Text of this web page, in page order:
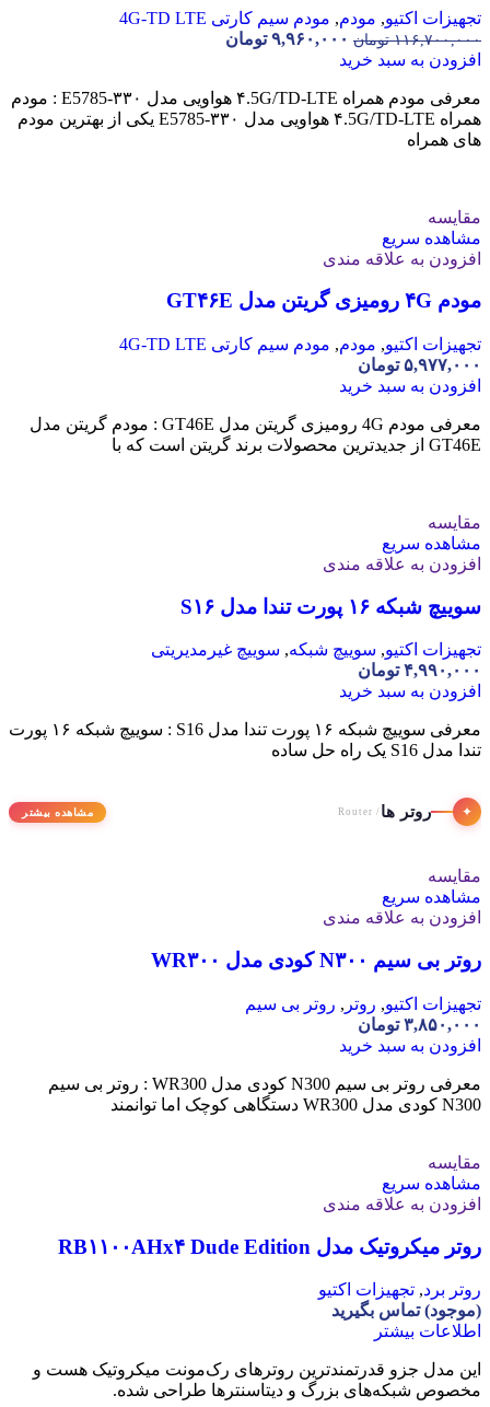
تجهیزات اکتیو, مودم, مودم سیم کارتی 4G-TD LTE
۱۱۶,۷۰۰,۰۰۰ تومان ۹,۹۶۰,۰۰۰ تومان
افزودن به سبد خرید
معرفی مودم همراه ۴.5G/TD-LTE هواویی مدل E5785-۳۳۰ : مودم
همراه ۴.5G/TD-LTE هواویی مدل E5785-۳۳۰ یکی از بهترین مودم
های همراه
مقایسه
مشاهده سریع
افزودن به علاقه مندی
مودم ۴G رومیزی گریتن مدل GT۴۶E
تجهیزات اکتیو, مودم, مودم سیم کارتی 4G-TD LTE
۵,۹۷۷,۰۰۰ تومان
افزودن به سبد خرید
معرفی مودم 4G رومیزی گریتن مدل GT46E : مودم گریتن مدل
GT46E از جدیدترین محصولات برند گریتن است که با
مقایسه
مشاهده سریع
افزودن به علاقه مندی
سوییچ شبکه ۱۶ پورت تندا مدل S۱۶
تجهیزات اکتیو, سوییچ شبکه, سوییچ غیرمدیریتی
۴,۹۹۰,۰۰۰ تومان
افزودن به سبد خرید
معرفی سوییچ شبکه ۱۶ پورت تندا مدل S16 : سوییچ شبکه ۱۶ پورت
تندا مدل S16 یک راه حل ساده
✦ روتر ها / Router مشاهده بیشتر
مقایسه
مشاهده سریع
افزودن به علاقه مندی
روتر بی سیم N۳۰۰ کودی مدل WR۳۰۰
تجهیزات اکتیو, روتر , روتر بی سیم
۳,۸۵۰,۰۰۰ تومان
افزودن به سبد خرید
معرفی روتر بی سیم N300 کودی مدل WR300 : روتر بی سیم
N300 کودی مدل WR300 دستگاهی کوچک اما توانمند
مقایسه
مشاهده سریع
افزودن به علاقه مندی
روتر میکروتیک مدل RB۱۱۰۰AHx۴ Dude Edition
روتر برد, تجهیزات اکتیو
(موجود) تماس بگیرید
اطلاعات بیشتر
این مدل جزو قدرتمندترین روترهای رک‌مونت میکروتیک هست و
مخصوص شبکه‌های بزرگ و دیتاسنترها طراحی شده.